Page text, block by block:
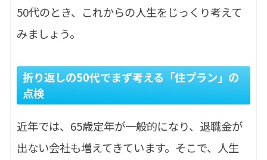
50代のとき、これからの人生をじっくり考えて
みましょう。
折り返しの50代でまず考える「住プラン」の
点検
近年では、65歳定年が一般的になり、退職金が
出ない会社も増えてきています。そこで、人生